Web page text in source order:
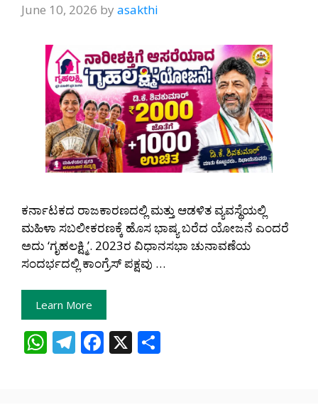
June 10, 2026 by asakthi
ಕರ್ನಾಟಕದ ರಾಜಕಾರಣದಲ್ಲಿ ಮತ್ತು ಆಡಳಿತ ವ್ಯವಸ್ಥೆಯಲ್ಲಿ
ಮಹಿಳಾ ಸಬಲೀಕರಣಕ್ಕೆ ಹೊಸ ಭಾಷ್ಯ ಬರೆದ ಯೋಜನೆ ಎಂದರೆ
ಅದು ‘ಗೃಹಲಕ್ಷ್ಮಿ’. 2023ರ ವಿಧಾನಸಭಾ ಚುನಾವಣೆಯ
ಸಂದರ್ಭದಲ್ಲಿ ಕಾಂಗ್ರೆಸ್ ಪಕ್ಷವು …
Learn More
W T F X